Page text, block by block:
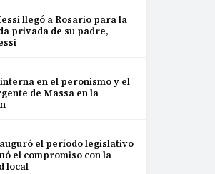
llegó a Rosario para la
privada de su padre,
en el peronismo y el
de Massa en la
el período legislativo
el compromiso con la
local